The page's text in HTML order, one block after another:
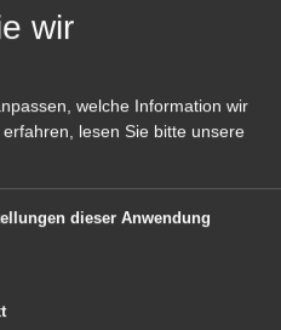
1. Gäste und
willkommen,
ist nicht
vier Euro,
wir
welche Information wir
lesen Sie bitte unsere
dieser Anwendung